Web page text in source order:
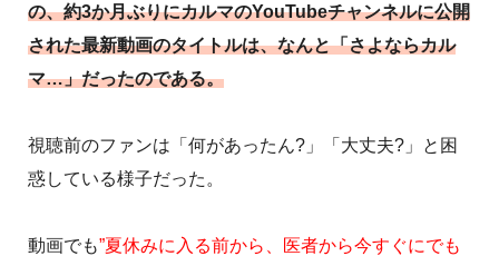
の、約3か月ぶりにカルマのYouTubeチャンネルに公開
された最新動画のタイトルは、なんと「さよならカル
マ…」だったのである。
視聴前のファンは「何があったん?」「大丈夫?」と困
惑している様子だった。
動画でも”夏休みに入る前から、医者から今すぐにでも